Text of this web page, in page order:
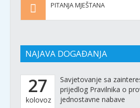
PITANJA MJEŠTANA
NAJAVA DOGAĐANJA
27
kolovoz
Savjetovanje sa
prijedlog Pravilnika o
jednostavne nabave